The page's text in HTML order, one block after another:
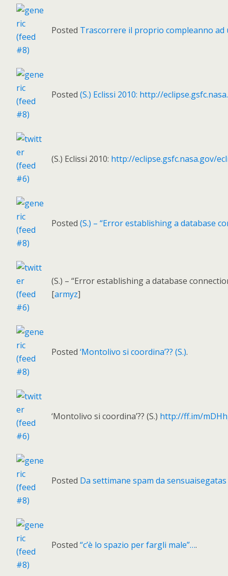
Posted Trascorrere il proprio compleanno ad
Posted (S.) Eclissi 2010: http://
(S.) Eclissi 2010: http://eclipse.gsfc.nasa.gov/
Posted (S.) – “Error establishing a database
(S.) – “Error establishing a database
[armyz]
Posted ‘Montolivo si coordina’?? (S.).
‘Montolivo si coordina’?? (S.) http://ff.im/
Posted Da settimane spam da
Posted “c’è lo spazio per fargli male”….